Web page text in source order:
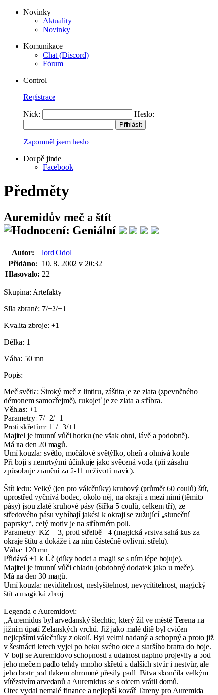
Novinky
Aktuality
Novinky
Komunikace
Chat (Discord)
Fórum
Control
Registrace
Nick: Heslo:
Zapomněl jsem heslo
Doupě jinde
Facebook
Předměty
Auremidův meč a štít
Autor:
lord Odol
Přidáno:
10. 8. 2002 v 20:32
Hlasovalo: 22
Skupina: Artefakty
Síla zbraně: 7/+2/+1
Kvalita zbroje: +1
Délka: 1
Váha: 50 mn
Popis:
Meč světla: Široký meč z lintiru, záštita je ze zlata (zpevněného
démonem samozřejmě), rukojeť je ze zlata a stříbra.
Věhlas: +1
Parametry: 7/+2/+1
Proti skřetům: 11/+3/+1
Majitel je imunní vůči horku (ne však ohni, lávě a podobně).
Má na den 20 magů.
Umí kouzla: světlo, močálové světýlko, oheň a ohnivá koule
Při boji s nemrtvými účinkuje jako svěcená voda (při zásahu
způsobuje zranění za 2-11 neživotů navíc).
Štít ledu: Velký (jen pro válečníky) kruhový (průměr 60 coulů) štít,
uprostřed vyčnívá bodec, okolo něj, na okraji a mezi nimi (těmito
pásy) jsou zlaté kruhové pásy (šířka 5 coulů, celkem tři), ze
středového pásu vybíhají jakési k okraji se zužující „sluneční
paprsky“, celý motiv je na stříbrném poli.
Parametry: KZ + 3, proti střelbě +4 (magická vrstva sahá kus za
okraje štítu a dokáže i za ním částečně ovlivnit střelu).
Váha: 120 mn
Přidává +1 k Úč (díky bodci a magii se s ním lépe bojuje).
Majitel je imunní vůči chladu (obdobný dodatek jako u meče).
Má na den 30 magů.
Umí kouzla: neviditelnost, neslyšitelnost, nevycítitelnost, magický
štít a magická zbroj
Legenda o Auremidovi:
„Auremidus byl arvedanský šlechtic, který žil ve městě Terena na
jižním úpatí Zelanských vrchů. Již jako malé dítě byl cvičen
nejlepšími válečníky z okolí. Byl velmi nadaný a schopný a proto již
v šestnácti letech vyjel po boku svého otce a staršího bratra do boje.
V boji se Auremidovo schopnosti a udatnost naplno projevily a pod
jeho mečem padlo tehdy mnoho skřetů a dalších stvůr i nestvůr, ale
jeho bratr pod tlakem ohromné přesily padl. Bitva skončila velkým
vítězstvím arvedanů a Auremidus se s otcem vrátil domů.
Otec vydal nemalé finance a nejlepší kovář Tareny pro Auremida